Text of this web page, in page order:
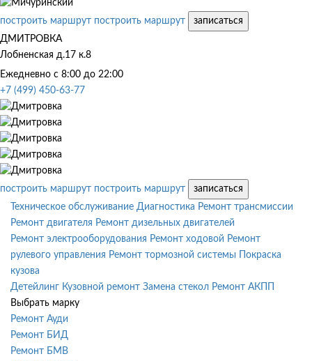
построить маршрут построить маршрут
записаться
ДМИТРОВКА
Лобненская д.17 к.8
Ежедневно с 8:00 до 22:00
+7 (499) 450-63-77
построить маршрут построить маршрут
записаться
Техническое обслуживание Диагностика Ремонт трансмиссии
Ремонт двигателя Ремонт дизельных двигателей
Ремонт электрооборудования Ремонт ходовой Ремонт
рулевого управления Ремонт тормозной системы
Покраска
кузова
Детейлинг Кузовной ремонт Замена стекол Ремонт АКПП
Выбрать марку
Ремонт Ауди
Ремонт БИД
Ремонт БМВ